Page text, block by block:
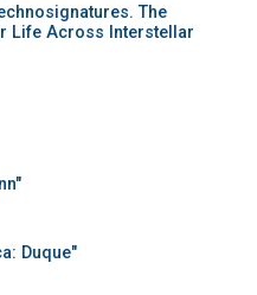
The
Life Across Interstellar
Duque"